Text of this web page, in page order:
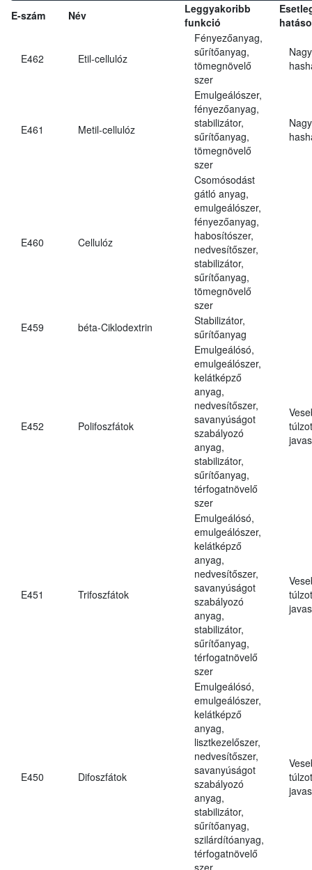
E-szám Név
Leggyakoribb
funkció
E462 Etil-cellulóz
Fényezőanyag,
sűrítőanyag,
tömegnövelő
szer
E461 Metil-cellulóz
Emulgeálószer,
fényezőanyag,
stabilizátor,
sűrítőanyag,
tömegnövelő
szer
E460 Cellulóz
Csomósodást
gátló anyag,
emulgeálószer,
fényezőanyag,
habosítószer,
nedvesítőszer,
stabilizátor,
sűrítőanyag,
tömegnövelő
szer
E459
béta-Ciklodextrin
Stabilizátor,
sűrítőanyag
E452 Polifoszfátok
Emulgeálósó,
emulgeálószer,
kelátképző
anyag,
nedvesítőszer,
savanyúságot
szabályozó
anyag,
stabilizátor,
sűrítőanyag,
térfogatnövelő
szer
E451 Trifoszfátok
Emulgeálósó,
emulgeálószer,
kelátképző
anyag,
nedvesítőszer,
savanyúságot
szabályozó
anyag,
stabilizátor,
sűrítőanyag,
térfogatnövelő
szer
E450 Difoszfátok
Emulgeálósó,
emulgeálószer,
kelátképző
anyag,
lisztkezelőszer,
nedvesítőszer,
savanyúságot
szabályozó
anyag,
stabilizátor,
sűrítőanyag,
szilárdítóanyag,
térfogatnövelő
szer